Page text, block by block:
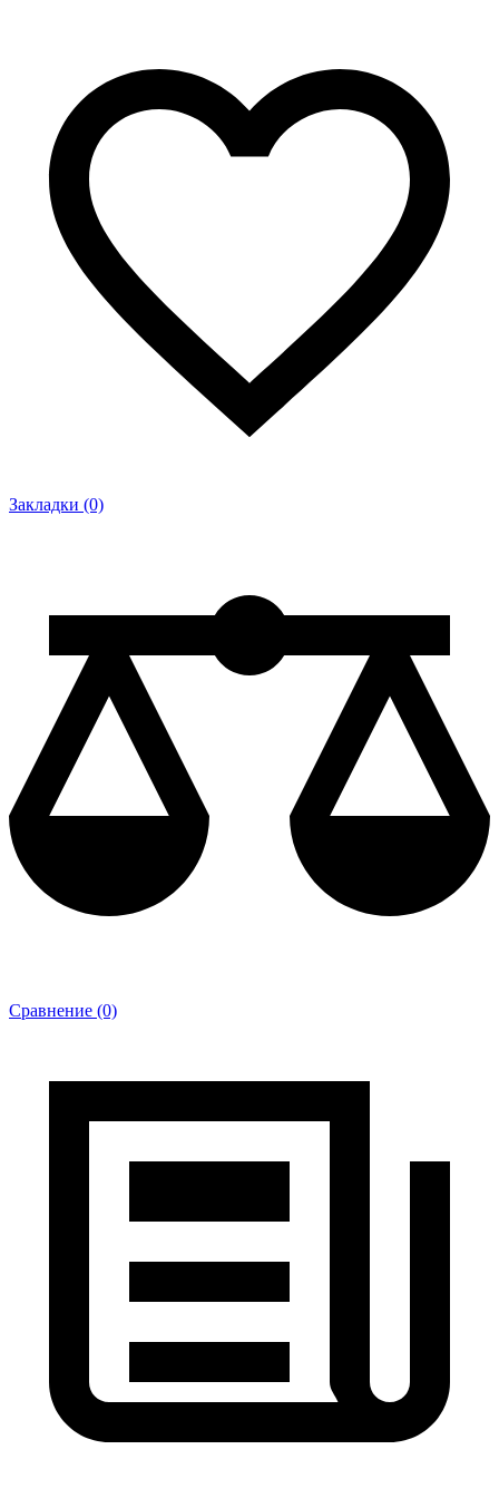
Закладки (0)
Сравнение (0)